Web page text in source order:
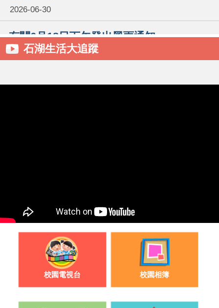
2026-06-30
有關6月18日下午發出黑雨通知
2026-06-18
2026-05-30
愛心小先鋒學習之旅
2026-05-09
申請入讀26-27年度插班生須知(小二至
小五)及申請表
石湖生活大追蹤
校園電視台 校園相簿